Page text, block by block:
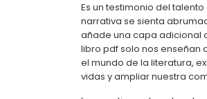
Es un testimonio del
narrativa se sienta
añade una capa adicional
libro pdf solo nos enseñan
el mundo de la literatura,
vidas y ampliar nuestra